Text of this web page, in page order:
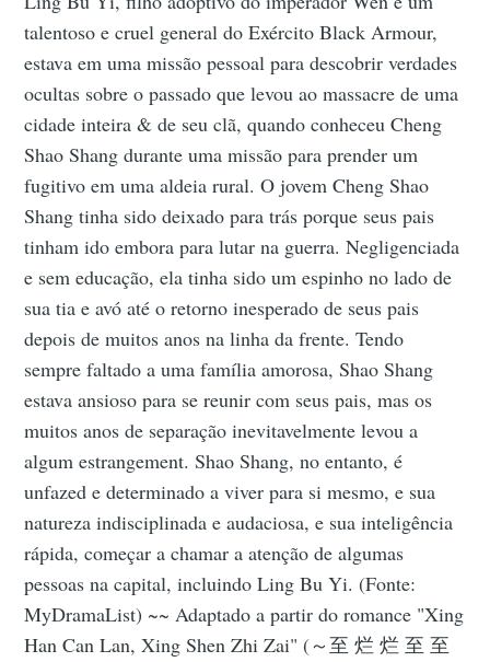
talentoso e cruel general do Exército Black Armour,
estava em uma missão pessoal para descobrir verdades
ocultas sobre o passado que levou ao massacre de uma
cidade inteira & de seu clã, quando conheceu Cheng
Shao Shang durante uma missão para prender um
fugitivo em uma aldeia rural. O jovem Cheng Shao
Shang tinha sido deixado para trás porque seus pais
tinham ido embora para lutar na guerra. Negligenciada
e sem educação, ela tinha sido um espinho no lado de
sua tia e avó até o retorno inesperado de seus pais
depois de muitos anos na linha da frente. Tendo
sempre faltado a uma família amorosa, Shao Shang
estava ansioso para se reunir com seus pais, mas os
muitos anos de separação inevitavelmente levou a
algum estrangement. Shao Shang, no entanto, é
unfazed e determinado a viver para si mesmo, e sua
natureza indisciplinada e audaciosa, e sua inteligência
rápida, começar a chamar a atenção de algumas
pessoas na capital, incluindo Ling Bu Yi. (Fonte:
MyDramaList) ~~ Adaptado a partir do romance "Xing
Han Can Lan, Xing Shen Zhi Zai" (～至 烂 烂 至 至